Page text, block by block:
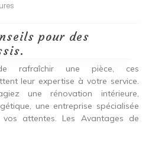
pour des
de rafraîchir une pièce, ces
leur expertise à votre service.
une rénovation intérieure,
une entreprise spécialisée
attentes. Les Avantages de